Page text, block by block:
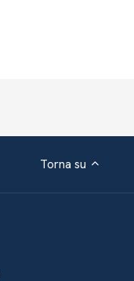
Torna su